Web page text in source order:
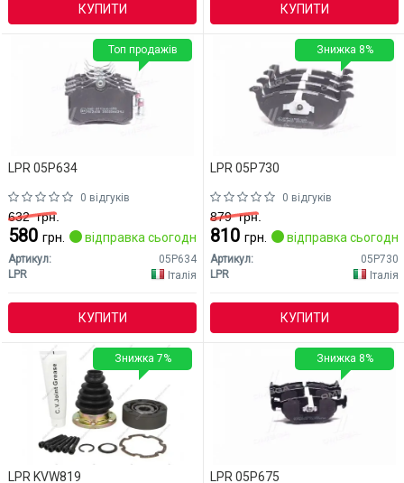
КУПИТИ КУПИТИ
LPR 05P634
0 відгуків
632грн.
580 грн. відправка сьогодні
Артикул:
05P634
LPR
Італія
КУПИТИ
Топ продажів
LPR 05P730
0 відгуків
879грн.
810 грн. відправка сьогодні
Артикул:
05P730
LPR
Італія
КУПИТИ
Знижка 8%
LPR KVW819
Знижка 7%
LPR 05P675
Знижка 8%